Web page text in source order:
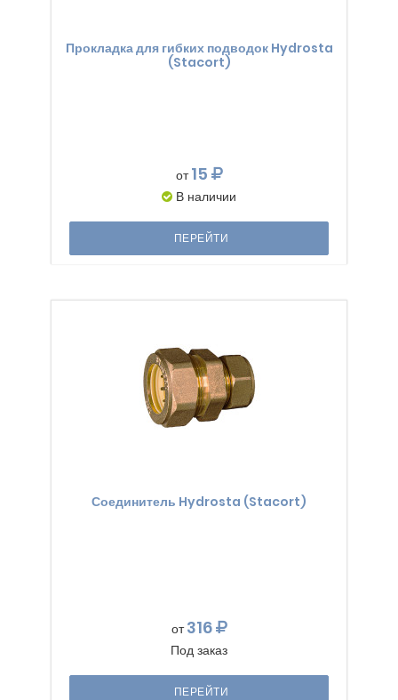
Прокладка для гибких подводок Hydrosta
(Stacort)
от15
В наличии
ПЕРЕЙТИ
Соединитель Hydrosta (Stacort)
от316
Под заказ
ПЕРЕЙТИ